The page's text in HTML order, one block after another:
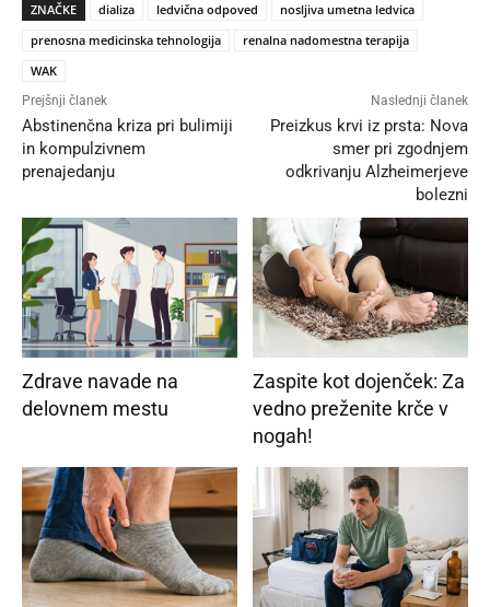
ZNAČKE dializa ledvična odpoved
nosljiva umetna ledvica
prenosna medicinska tehnologija
renalna nadomestna terapija
WAK
Prejšnji članek
Abstinenčna kriza pri bulimiji
in kompulzivnem
prenajedanju
Naslednji članek
Preizkus krvi iz prsta: Nova
smer pri zgodnjem
odkrivanju Alzheimerjeve
bolezni
Zdrave navade na
delovnem mestu
Zaspite kot dojenček: Za
vedno preženite krče v
nogah!